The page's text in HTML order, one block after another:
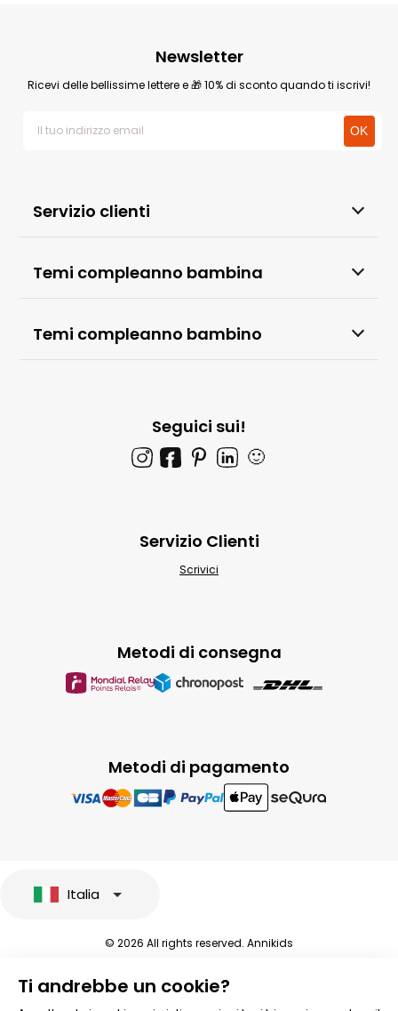
Servizio clienti
Temi compleanno bambina
Temi compleanno bambino
Newsletter
Ricevi delle bellissime lettere e 🎁 10% di sconto quando ti iscrivi!
Seguici sui!
🙂
Metodi di pagamento
Metodi di consegna
Servizio Clienti
Scrivici
Ti andrebbe un cookie?
Italia
© 2026 All rights reserved. Annikids